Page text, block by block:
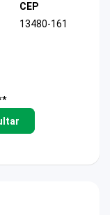
CEP
13480-161